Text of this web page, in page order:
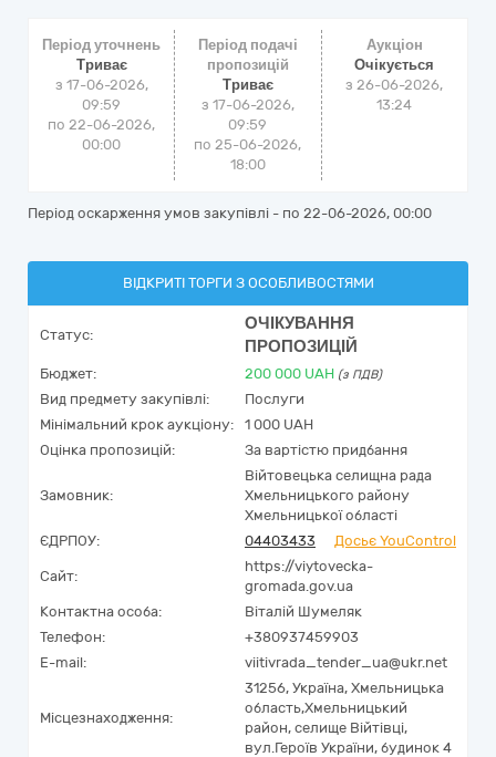
Період уточнень
Триває
з 17-06-2026,
09:59
по 22-06-2026,
00:00
Період подачі
пропозицій
Триває
з 17-06-2026,
09:59
по 25-06-2026,
18:00
Аукціон
Очікується
з26-06-2026,
13:24
Період оскарження умов закупівлі - по 22-06-2026, 00:00
ВІДКРИТІ ТОРГИ З ОСОБЛИВОСТЯМИ
Статус:
ОЧІКУВАННЯ
ПРОПОЗИЦІЙ
Бюджет: 200 000 UAH (з ПДВ)
Вид предмету закупівлі:
Послуги
Мінімальний крок аукціону:
1 000 UAH
Оцінка пропозицій:
За вартістю придбання
Замовник:
Війтовецька селищна рада
Хмельницького району
Хмельницької області
ЄДРПОУ:
04403433 Досьє YouControl
Сайт:
https://viytovecka-
gromada.gov.ua
Контактна особа:
Віталій Шумеляк
Телефон:
+380937459903
E-mail:
viitivrada_tender_ua@ukr.net
Місцезнаходження:
31256, Україна, Хмельницька
область,Хмельницький
район, селище Війтівці,
вул.Героїв України, будинок 4